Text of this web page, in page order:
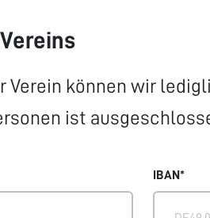
können wir
ist
IBAN*